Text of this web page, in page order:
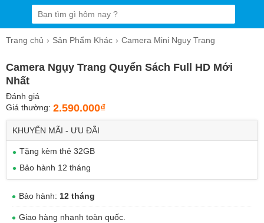
Trang chủ Sản Phẩm Khác Camera Mini Ngụy Trang
Camera Ngụy Trang Quyển Sách Full HD Mới
Nhất
Đánh giá
Giá thường: 2.590.000₫
KHUYẾN MÃI - ƯU ĐÃI
Tặng kèm thẻ 32GB
Bảo hành 12 tháng
Bảo hành: 12 tháng
Giao hàng nhanh toàn quốc.